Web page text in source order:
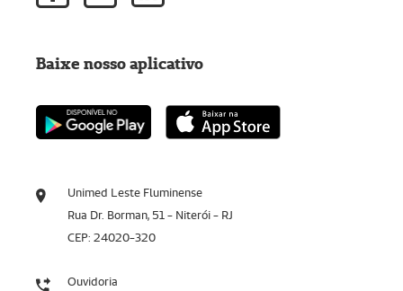
Unimed Leste Fluminense
Rua Dr. Borman, 51 - Niterói - RJ
CEP: 24020-320
Ouvidoria
Baixe nosso aplicativo